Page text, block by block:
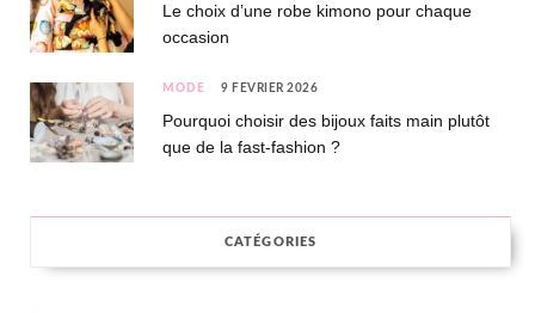
Le choix d’une robe kimono pour chaque
occasion
MODE 9 FÉVRIER 2026
Pourquoi choisir des bijoux faits main plutôt
que de la fast-fashion ?
CATÉGORIES